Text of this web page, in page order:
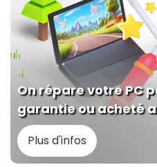
On répare votre PC
garantie ou acheté
Plus d'infos